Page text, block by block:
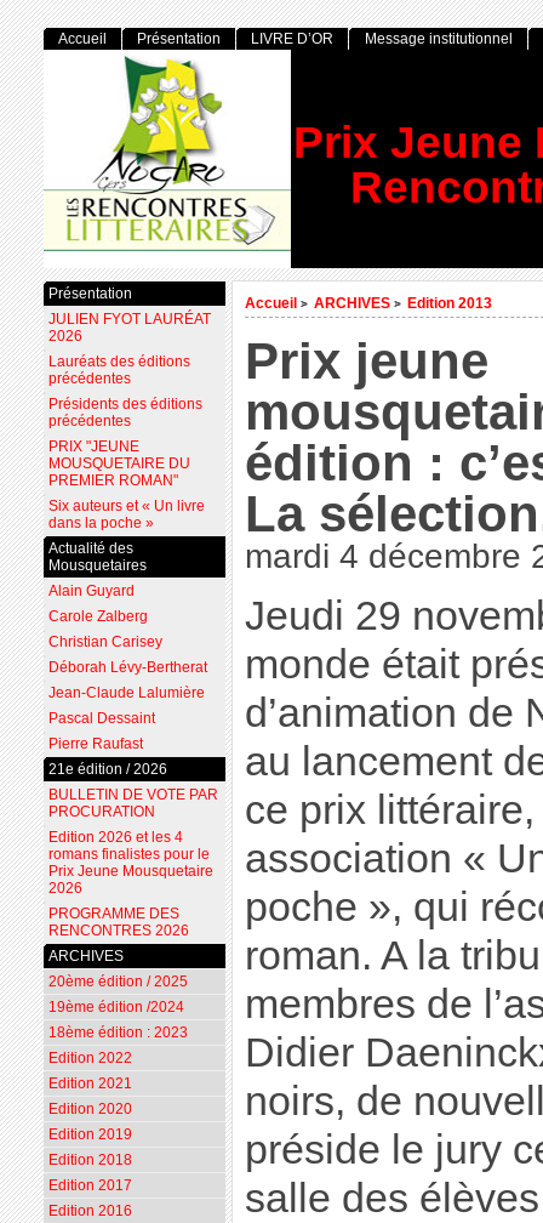
Prix Jeune
Accueil > ARCHIVES > Edition 2013
Prix jeune
édition :
La
mardi 4 décembre
Jeudi 29
monde était
d’animation de
au lancement
ce prix
association «
poche », qui
roman. A la
membres de
Didier
noirs, de
préside le jury
salle des
Accueil Présentation LIVRE D’OR Message institutionnel
Présentation
JULIEN FYOT LAURÉAT
2026
Lauréats des éditions
précédentes
Présidents des éditions
précédentes
PRIX "JEUNE
MOUSQUETAIRE DU
PREMIER ROMAN"
Six auteurs et « Un livre
dans la poche »
Actualité des
Mousquetaires
Alain Guyard
Carole Zalberg
Christian Carisey
Déborah Lévy-Bertherat
Jean-Claude Lalumière
Pascal Dessaint
Pierre Raufast
21e édition / 2026
BULLETIN DE VOTE PAR
PROCURATION
Edition 2026 et les 4
romans finalistes pour le
Prix Jeune Mousquetaire
2026
PROGRAMME DES
RENCONTRES 2026
ARCHIVES
20ème édition / 2025
19ème édition /2024
18ème édition : 2023
Edition 2022
Edition 2021
Edition 2020
Edition 2019
Edition 2018
Edition 2017
Edition 2016